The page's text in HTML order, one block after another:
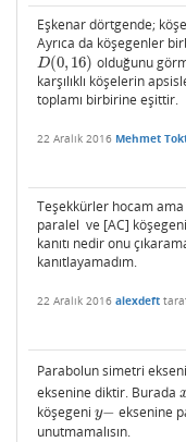
Eşkenar dörtgende;
Ayrıca da köşegenler
D(0, 16)
D(0,16)
olduğunu
karşılıklı köşelerin
toplamı birbirine eşittir.
22 Aralık 2016 Mehmet
Teşekkürler hocam
paralel ve [AC]
kanıtı nedir onu
kanıtlayamadım.
22 Aralık 2016 alexdeft
Parabolun simetri ekseni
eksenine diktir. Burada x
köşegeni y−
y− eksenine
unutmamalısın.